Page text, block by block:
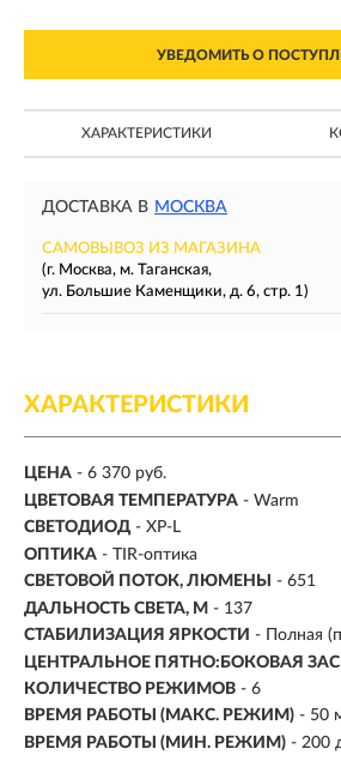
УВЕДОМИТЬ О
ХАРАКТЕРИСТИКИ
ДОСТАВКА В МОСКВА
САМОВЫВОЗ ИЗ МАГАЗИНА
(г. Москва, м. Таганская,
ул. Большие Каменщики, д. 6, стр. 1)
ХАРАКТЕРИСТИКИ
ЦЕНА - 6 370 руб.
ЦВЕТОВАЯ ТЕМПЕРАТУРА - Warm
СВЕТОДИОД - XP-L
ОПТИКА - TIR-оптика
СВЕТОВОЙ ПОТОК, ЛЮМЕНЫ
- 651
ДАЛЬНОСТЬ СВЕТА, М - 137
СТАБИЛИЗАЦИЯ ЯРКОСТИ - Полная
ЦЕНТРАЛЬНОЕ ПЯТНО:БОКОВАЯ
КОЛИЧЕСТВО РЕЖИМОВ - 6
ВРЕМЯ РАБОТЫ (МАКС. РЕЖИМ) - 50
ВРЕМЯ РАБОТЫ (МИН. РЕЖИМ) - 200